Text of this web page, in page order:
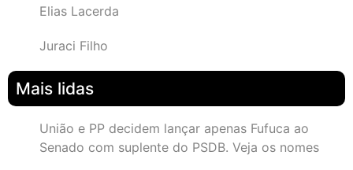
Elias Lacerda
Juraci Filho
Mais lidas
União e PP decidem lançar apenas Fufuca ao
Senado com suplente do PSDB. Veja os nomes